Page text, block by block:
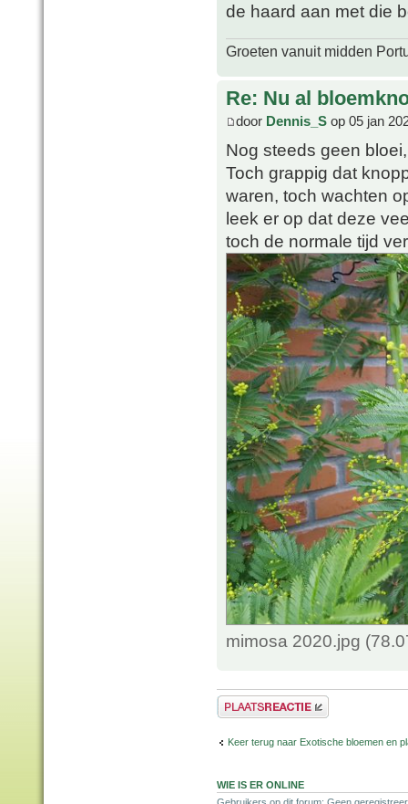
de haard aan met die
Groeten vanuit midden
Re: Nu al
door Dennis_S op 05 jan
Nog steeds geen
Toch grappig dat
waren, toch wachten
leek er op dat deze
toch de normale tijd
mimosa 2020.jpg
Plaats een reactie
Keer terug naar Exotische bloemen en
WIE IS ER ONLINE